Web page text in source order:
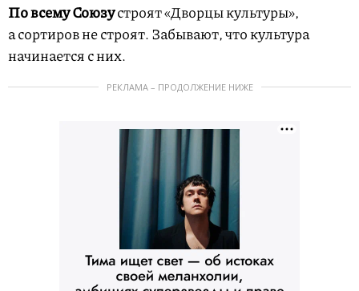
По всему Союзустроят «Дворцы культуры»,
а сортиров не строят. Забывают, что культура
начинается с них.
РЕКЛАМА – ПРОДОЛЖЕНИЕ НИЖЕ